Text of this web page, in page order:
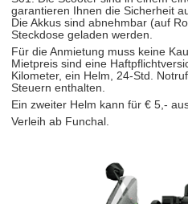
garantieren Ihnen die Sicherheit
Die Akkus sind abnehmbar (auf
Steckdose geladen werden.
Für die Anmietung muss keine
Mietpreis sind eine
Kilometer, ein Helm, 24-Std.
Steuern enthalten.
Ein zweiter Helm kann für € 5,-
Verleih ab Funchal.